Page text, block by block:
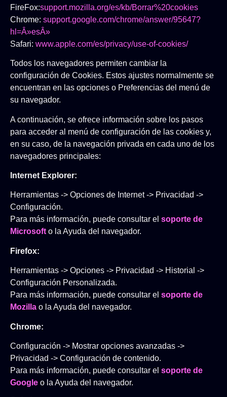
FireFox:support.mozilla.org/es/kb/Borrar%20cookies
Chrome: support.google.com/chrome/answer/95647?
hl=Â»esÂ»
Safari: www.apple.com/es/privacy/use-of-cookies/
Todos los navegadores permiten cambiar la
configuración de Cookies. Estos ajustes normalmente se
encuentran en las opciones o Preferencias del menú de
su navegador.
A continuación, se ofrece información sobre los pasos
para acceder al menú de configuración de las cookies y,
en su caso, de la navegación privada en cada uno de los
navegadores principales:
Internet Explorer:
Herramientas -> Opciones de Internet -> Privacidad ->
Configuración.
Para más información, puede consultar el soporte de
Microsoft o la Ayuda del navegador.
Firefox:
Herramientas -> Opciones -> Privacidad -> Historial ->
Configuración Personalizada.
Para más información, puede consultar el soporte de
Mozilla o la Ayuda del navegador.
Chrome:
Configuración -> Mostrar opciones avanzadas ->
Privacidad -> Configuración de contenido.
Para más información, puede consultar el soporte de
Google o la Ayuda del navegador.